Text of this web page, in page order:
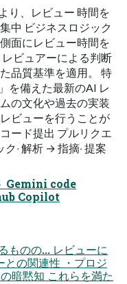
り、レビュー 時間を
中 ビジネスロジック
面にレビュー時間を
ビュアーによる判断
品質基準を適用。 特
を備えた最新のAI レ
の文化や過去の実装
ビューを行うことが
ード提出 プルリクエ
‧ 解析 → 指摘‧ 提案
Gemini code
Copilot
ものの... レビューに
との関連性 ・プロジ
暗黙知 これらを満た